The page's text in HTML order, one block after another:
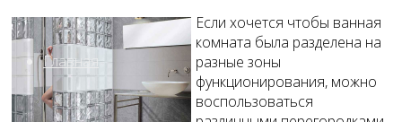
Главная
Если хочется чтобы ванная
комната была разделена на
разные зоны
функционирования, можно
воспользоваться